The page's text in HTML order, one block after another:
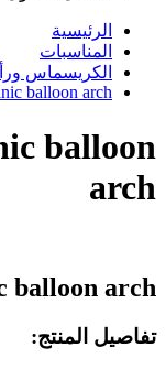
الرئيسية
المناسبات
الكريسماس
balloon arch
balloon
arch
balloon arch
تفاصيل المنتج: